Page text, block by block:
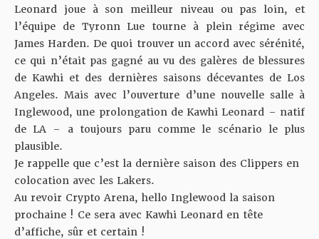
Leonard joue à son meilleur niveau ou pas loin, et
l’équipe de Tyronn Lue tourne à plein régime avec
James Harden. De quoi trouver un accord avec sérénité,
ce qui n’était pas gagné au vu des galères de blessures
de Kawhi et des dernières saisons décevantes de Los
Angeles. Mais avec l’ouverture d’une nouvelle salle à
Inglewood, une prolongation de Kawhi Leonard – natif
de LA – a toujours paru comme le scénario le plus
plausible.
Je rappelle que c’est la dernière saison des Clippers en
colocation avec les Lakers.
Au revoir Crypto Arena, hello Inglewood la saison
prochaine ! Ce sera avec Kawhi Leonard en tête
d’affiche, sûr et certain !